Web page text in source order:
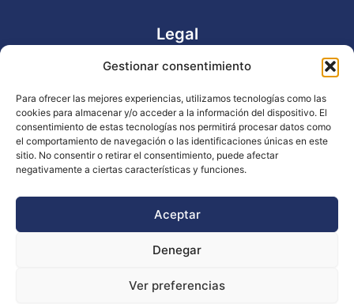
Gestionar consentimiento
Para ofrecer las mejores experiencias, utilizamos tecnologías como las
cookies para almacenar y/o acceder a la información del dispositivo. El
consentimiento de estas tecnologías nos permitirá procesar datos como
el comportamiento de navegación o las identificaciones únicas en este
sitio. No consentir o retirar el consentimiento, puede afectar
negativamente a ciertas características y funciones.
Aceptar
Denegar
Ver preferencias
Legal
Aviso legal
Declaración de accesibilidad
Política de cookies (UE)